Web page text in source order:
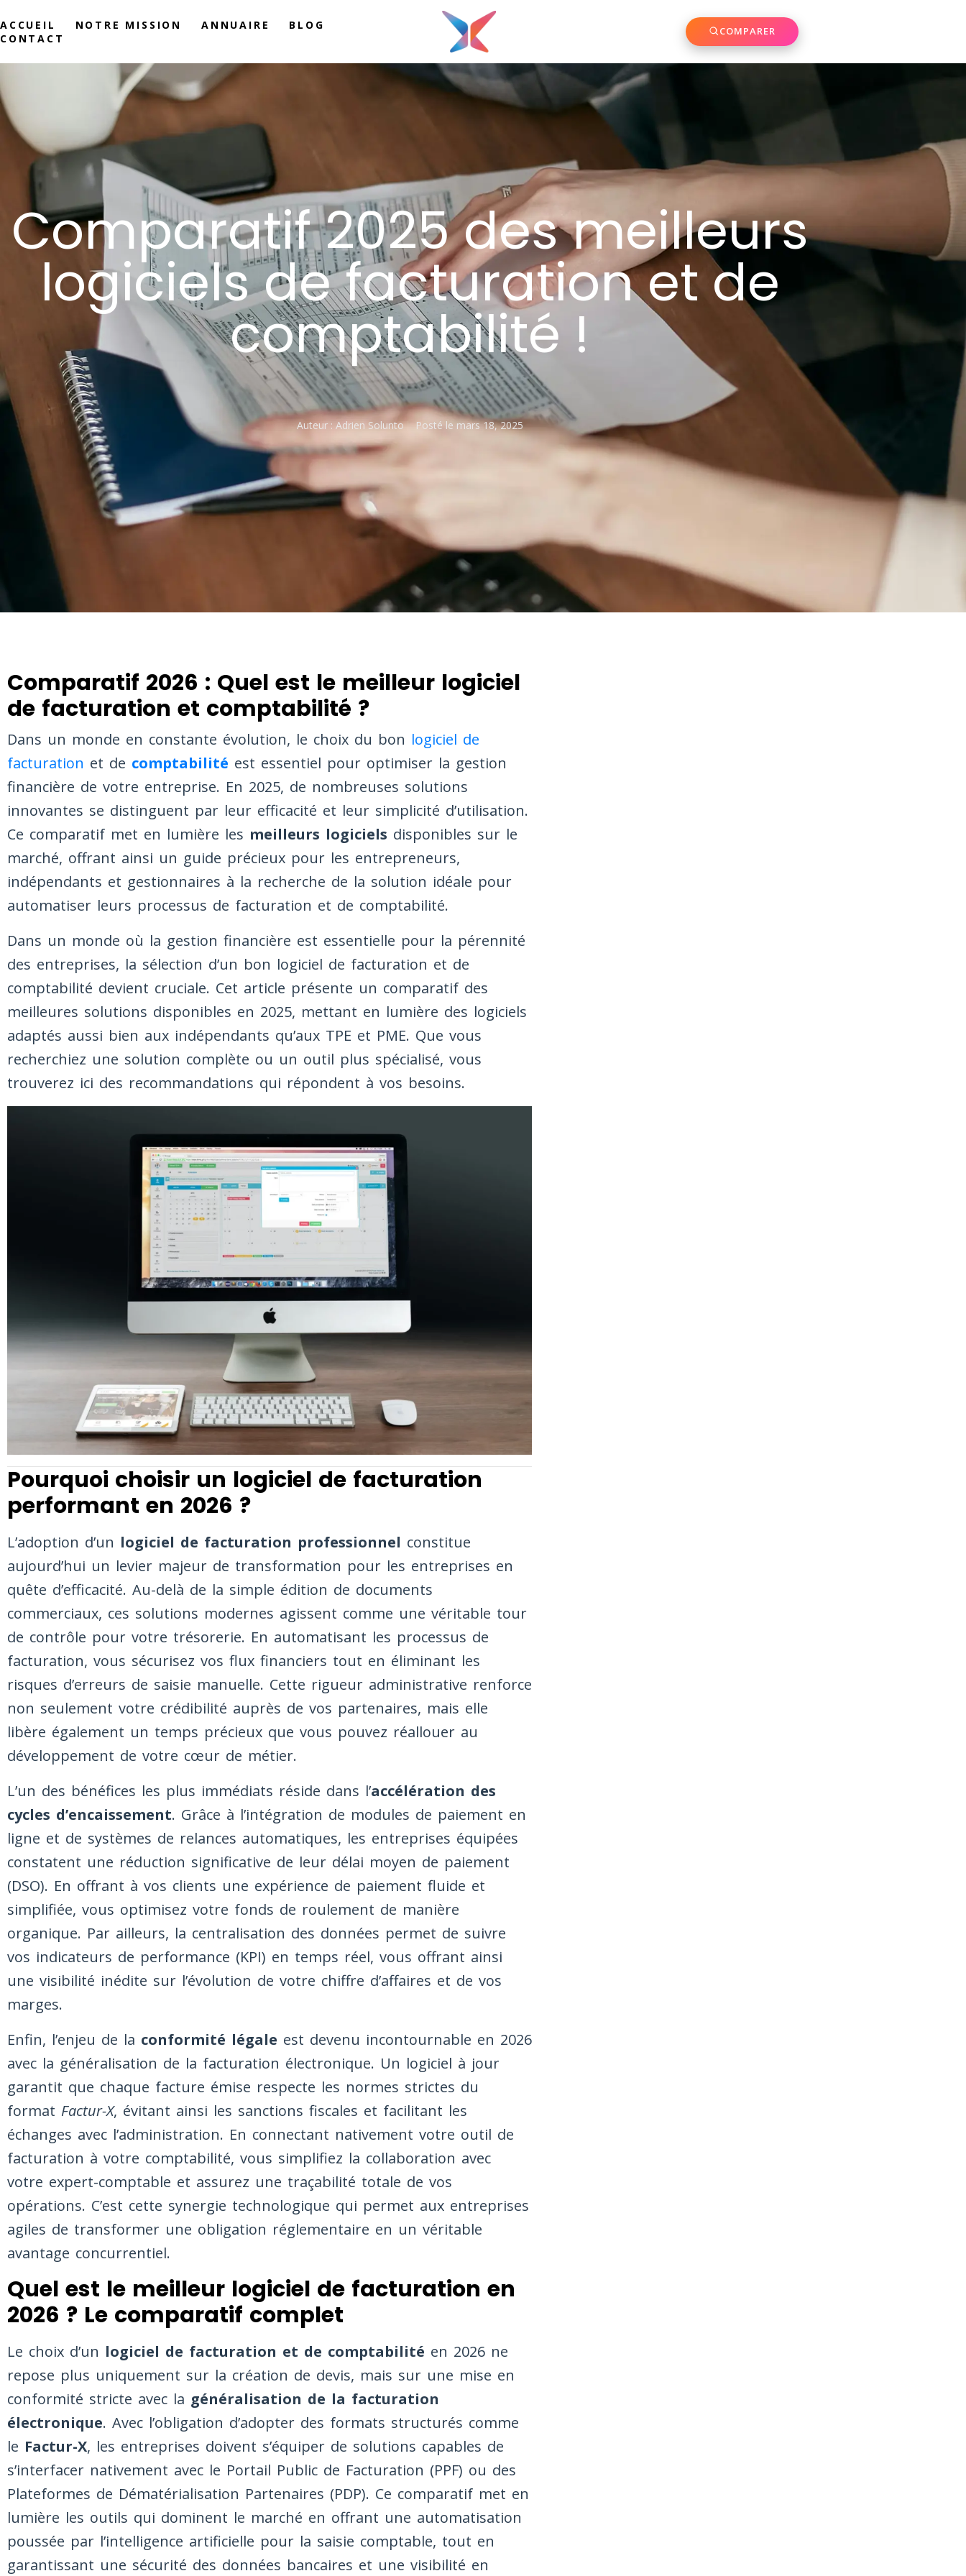
ACCUEIL NOTRE MISSION ANNUAIRE
BLOG
CONTACT
COMPARER
Comparatif 2025 des meilleurs
logiciels de facturation et de
comptabilité !
Auteur :Adrien Solunto Posté le mars 18, 2025
Comparatif 2026 : Quel est le meilleur logiciel
de facturation et comptabilité ?
Dans un monde en constante évolution, le choix du bon logiciel de
facturation et de comptabilité est essentiel pour optimiser la gestion
financière de votre entreprise. En 2025, de nombreuses solutions
innovantes se distinguent par leur efficacité et leur simplicité d’utilisation.
Ce comparatif met en lumière les meilleurs logiciels disponibles sur le
marché, offrant ainsi un guide précieux pour les entrepreneurs,
indépendants et gestionnaires à la recherche de la solution idéale pour
automatiser leurs processus de facturation et de comptabilité.
Dans un monde où la gestion financière est essentielle pour la pérennité
des entreprises, la sélection d’un bon logiciel de facturation et de
comptabilité devient cruciale. Cet article présente un comparatif des
meilleures solutions disponibles en 2025, mettant en lumière des logiciels
adaptés aussi bien aux indépendants qu’aux TPE et PME. Que vous
recherchiez une solution complète ou un outil plus spécialisé, vous
trouverez ici des recommandations qui répondent à vos besoins.
Pourquoi choisir un logiciel de facturation
performant en 2026 ?
L’adoption d’un logiciel de facturation professionnel constitue
aujourd’hui un levier majeur de transformation pour les entreprises en
quête d’efficacité. Au-delà de la simple édition de documents
commerciaux, ces solutions modernes agissent comme une véritable tour
de contrôle pour votre trésorerie. En automatisant les processus de
facturation, vous sécurisez vos flux financiers tout en éliminant les
risques d’erreurs de saisie manuelle. Cette rigueur administrative renforce
non seulement votre crédibilité auprès de vos partenaires, mais elle
libère également un temps précieux que vous pouvez réallouer au
développement de votre cœur de métier.
L’un des bénéfices les plus immédiats réside dans l’accélération des
cycles d’encaissement. Grâce à l’intégration de modules de paiement en
ligne et de systèmes de relances automatiques, les entreprises équipées
constatent une réduction significative de leur délai moyen de paiement
(DSO). En offrant à vos clients une expérience de paiement fluide et
simplifiée, vous optimisez votre fonds de roulement de manière
organique. Par ailleurs, la centralisation des données permet de suivre
vos indicateurs de performance (KPI) en temps réel, vous offrant ainsi
une visibilité inédite sur l’évolution de votre chiffre d’affaires et de vos
marges.
Enfin, l’enjeu de la conformité légale est devenu incontournable en 2026
avec la généralisation de la facturation électronique. Un logiciel à jour
garantit que chaque facture émise respecte les normes strictes du
format Factur-X, évitant ainsi les sanctions fiscales et facilitant les
échanges avec l’administration. En connectant nativement votre outil de
facturation à votre comptabilité, vous simplifiez la collaboration avec
votre expert-comptable et assurez une traçabilité totale de vos
opérations. C’est cette synergie technologique qui permet aux entreprises
agiles de transformer une obligation réglementaire en un véritable
avantage concurrentiel.
Quel est le meilleur logiciel de facturation en
2026 ? Le comparatif complet
Le choix d’un logiciel de facturation et de comptabilité en 2026 ne
repose plus uniquement sur la création de devis, mais sur une mise en
conformité stricte avec la généralisation de la facturation
électronique. Avec l’obligation d’adopter des formats structurés comme
le Factur-X, les entreprises doivent s’équiper de solutions capables de
s’interfacer nativement avec le Portail Public de Facturation (PPF) ou des
Plateformes de Dématérialisation Partenaires (PDP). Ce comparatif met en
lumière les outils qui dominent le marché en offrant une automatisation
poussée par l’intelligence artificielle pour la saisie comptable, tout en
garantissant une sécurité des données bancaires et une visibilité en